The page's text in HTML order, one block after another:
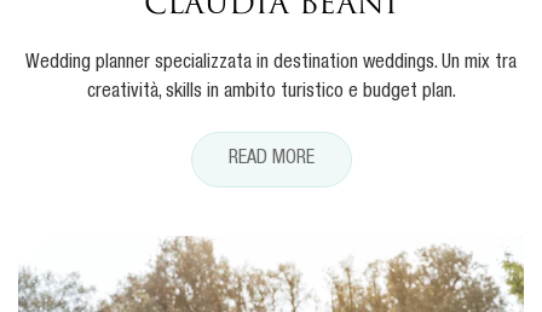
Wedding planner specializzata in destination weddings. Un mix tra
creatività, skills in ambito turistico e budget plan.
READ MORE